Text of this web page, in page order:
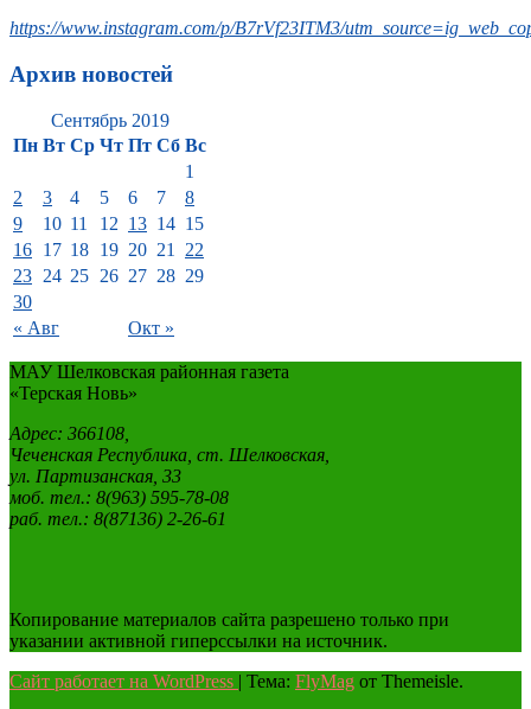
https://www.instagram.com/p/B7rVf23ITM3/
Архив новостей
Сентябрь 2019
Пн Вт Ср Чт Пт Сб Вс
« Авг Окт »
1
2
3 4 5 6 7
8
9
10 11 12 13 14 15
16 17 18 19 20 21
22
23 24 25 26 27 28 29
30
МАУ Шелковская районная газета
«Терская Новь»
Адрес: 366108,
Чеченская Республика, ст. Шелковская,
ул. Партизанская, 33
моб. тел.: 8(963) 595-78-08
раб. тел.: 8(87136) 2-26-61
Копирование материалов сайта разрешено только при
указании активной гиперссылки на источник.
Сайт работает на WordPress | Тема: FlyMag от Themeisle.